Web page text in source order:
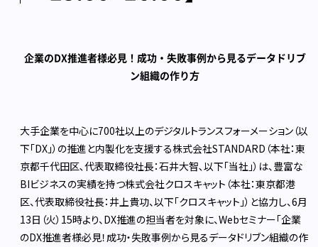
企業のDX推進者様必見！成功・失敗事例から見るデータドリブ
ン組織の作り方
大手企業を中心に700社以上のデジタルトランスフォーメーション（以
下「DX」）の推進と内製化を支援する株式会社STANDARD（本社：東
京都千代田区､代表取締役社長：石井大智､以下「当社」）は、豊富な
BIビジネスの実績を持つ株式会社クロスキャット（本社：東京都港
区、代表取締役社長：井上貴功、以下「クロスキャット」）と協力し、6月
13日（火）15時より、DX推進の担当者を対象に、Webセミナー「企業
のDX推進者様必見！成功・失敗事例から見るデータドリブン組織の作